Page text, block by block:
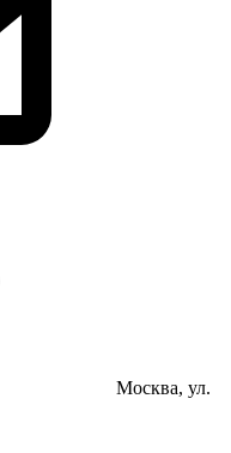
Москва, ул.